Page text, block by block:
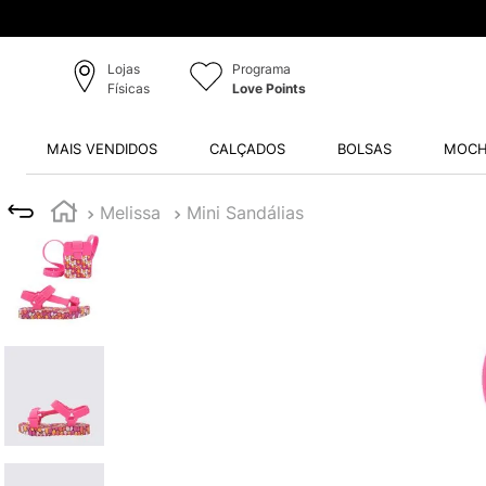
Lojas
Físicas
Programa
Love Points
MAIS VENDIDOS CALÇADOS BOLSAS
Melissa Mini Sandálias